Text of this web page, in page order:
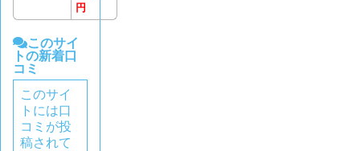
円
このサイ
トの新着口
コミ
このサイ
トには口
コミが投
稿されて